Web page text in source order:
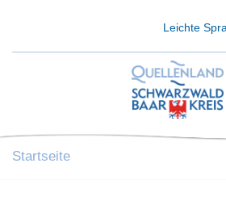
Leichte
Startseite